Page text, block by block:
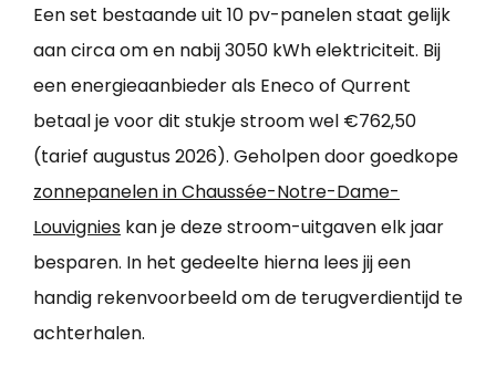
Een set bestaande uit 10 pv-panelen staat gelijk
aan circa om en nabij 3050 kWh elektriciteit. Bij
een energieaanbieder als Eneco of Qurrent
betaal je voor dit stukje stroom wel €762,50
(tarief augustus 2026). Geholpen door goedkope
zonnepanelen in Chaussée-Notre-Dame-
Louvignies kan je deze stroom-uitgaven elk jaar
besparen. In het gedeelte hierna lees jij een
handig rekenvoorbeeld om de terugverdientijd te
achterhalen.